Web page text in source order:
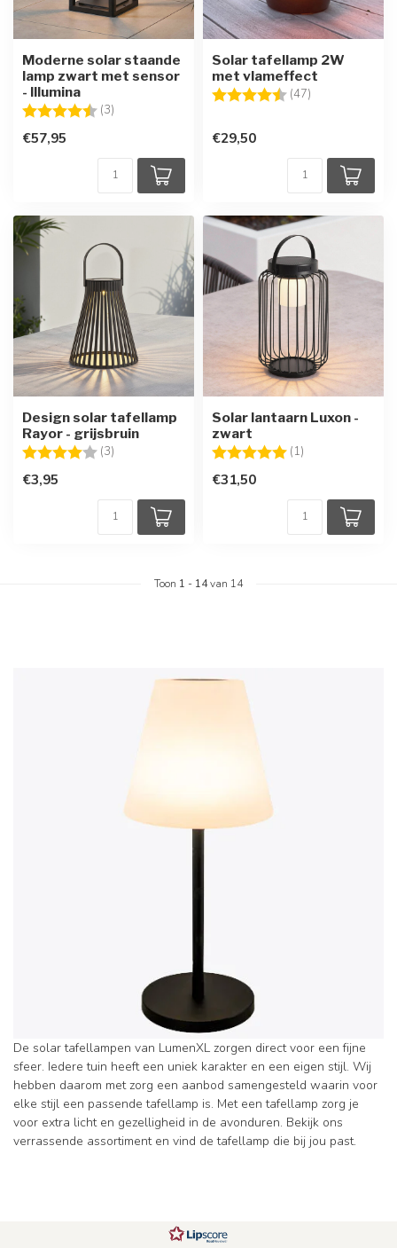
Moderne solar staande
lamp zwart met sensor
- Illumina
Beoordeling: (3)
€57,95
Solar tafellamp 2W
met vlameffect
Beoordeling: (47)
€29,50
Design solar tafellamp
Rayor - grijsbruin
Beoordeling: (3)
€3,95
Solar lantaarn Luxon -
zwart
Beoordeling: (1)
€31,50
Toon 1 - 14van 14
De solar tafellampen van LumenXL zorgen direct voor een fijne
sfeer. Iedere tuin heeft een uniek karakter en een eigen stijl. Wij
hebben daarom met zorg een aanbod samengesteld waarin voor
elke stijl een passende tafellamp is. Met een tafellamp zorg je
voor extra licht en gezelligheid in de avonduren. Bekijk ons
verrassende assortiment en vind de tafellamp die bij jou past.